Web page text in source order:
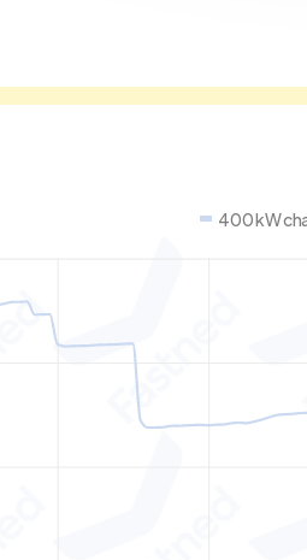
400 kW